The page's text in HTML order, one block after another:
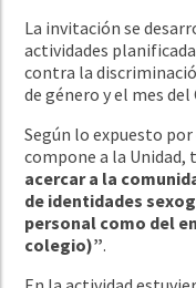
La invitación se
actividades
contra la
de género y el mes
Según lo expuesto
compone a la
acercar a la
de identidades
personal como del
colegio)”.